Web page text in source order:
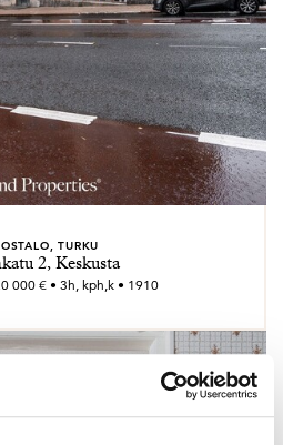
TURKU
2, Keskusta
000 € • 3h, kph,k • 1910